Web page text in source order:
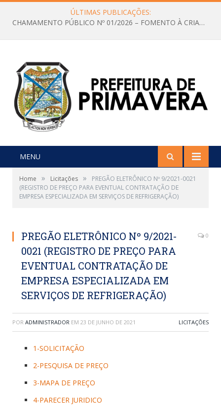
ÚLTIMAS PUBLICAÇÕES:
CHAMAMENTO PÚBLICO Nº 01/2026 – FOMENTO À CRIAÇÃO E A CIRCULAÇÃO DE PRODUÇÕES CULTURAIS – Aldir Blanc
MENU
Home » Licitações »
PREGÃO ELETRÔNICO Nº 9/2021-0021
(REGISTRO DE PREÇO PARA EVENTUAL CONTRATAÇÃO DE
EMPRESA ESPECIALIZADA EM SERVIÇOS DE REFRIGERAÇÃO)
PREGÃO ELETRÔNICO Nº 9/2021-
0021 (REGISTRO DE PREÇO PARA
EVENTUAL CONTRATAÇÃO DE
EMPRESA ESPECIALIZADA EM
SERVIÇOS DE REFRIGERAÇÃO)
0
POR ADMINISTRADOR EM 23 DE JUNHO DE 2021 LICITAÇÕES
1-SOLICITAÇÃO
2-PESQUISA DE PREÇO
3-MAPA DE PREÇO
4-PARECER JURIDICO